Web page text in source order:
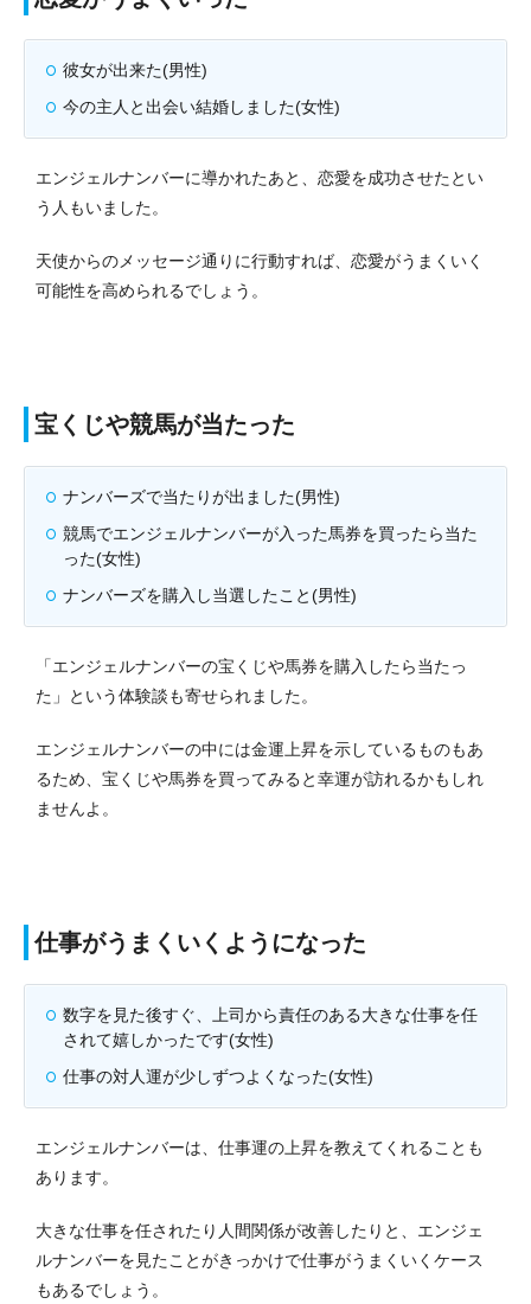
彼女が出来た(男性)
今の主人と出会い結婚しました(女性)
エンジェルナンバーに導かれたあと、恋愛を成功させたとい
う人もいました。
天使からのメッセージ通りに行動すれば、恋愛がうまくいく
可能性を高められるでしょう。
宝くじや競馬が当たった
ナンバーズで当たりが出ました(男性)
競馬でエンジェルナンバーが入った馬券を買ったら当た
った(女性)
ナンバーズを購入し当選したこと(男性)
「エンジェルナンバーの宝くじや馬券を購入したら当たっ
た」という体験談も寄せられました。
エンジェルナンバーの中には金運上昇を示しているものもあ
るため、宝くじや馬券を買ってみると幸運が訪れるかもしれ
ませんよ。
仕事がうまくいくようになった
数字を見た後すぐ、上司から責任のある大きな仕事を任
されて嬉しかったです(女性)
仕事の対人運が少しずつよくなった(女性)
エンジェルナンバーは、仕事運の上昇を教えてくれることも
あります。
大きな仕事を任されたり人間関係が改善したりと、エンジェ
ルナンバーを見たことがきっかけで仕事がうまくいくケース
もあるでしょう。